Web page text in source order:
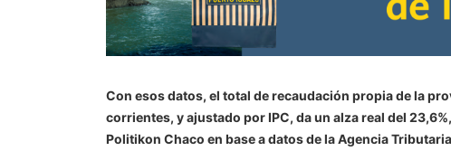
Con esos datos, el total de recaudación propia de la
corrientes, y ajustado por IPC, da un alza real del
Politikon Chaco en base a datos de la Agencia